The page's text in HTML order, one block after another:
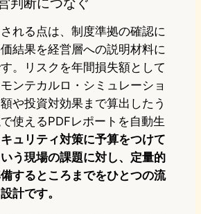
れる点は、制度準拠の確認に
結果を経営層への説明材料に
。リスクを年間損失額として
ンテカルロ・シミュレーショ
や投資対効果まで算出したう
使えるPDFレポートを自動生
キュリティ対策に予算をつけて
う現場の課題に対し、定量的
するところまでをひとつの流
計です。